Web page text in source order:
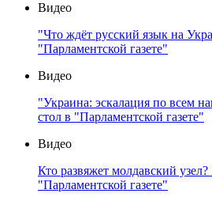
Видео
"Что ждёт русский язык на
"Парламентской газете"
Видео
"Украина: эскалация по всем
стол в "Парламентской газете"
Видео
Кто развяжет молдавский
"Парламентской газете"